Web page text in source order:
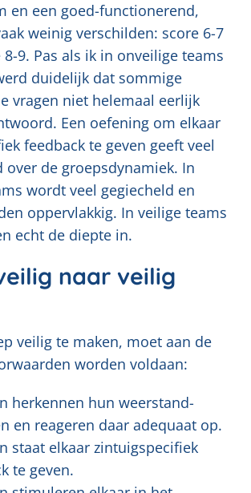
en een goed-functionerend,
weinig verschilden: score 6-7
9. Pas als ik in onveilige teams
duidelijk dat sommige
vragen niet helemaal eerlijk
Een oefening om elkaar
feedback te geven geeft veel
de groepsdynamiek. In
wordt veel gegiecheld en
oppervlakkig. In veilige teams
echt de diepte in.
naar veilig
veilig te maken, moet aan de
worden voldaan:
herkennen hun weerstand-
en reageren daar adequaat op.
staat elkaar zintuigspecifiek
te geven.